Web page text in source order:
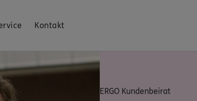
Kontakt
ERGO Kundenbeirat